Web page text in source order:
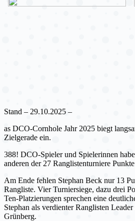
Stand – 29.10.2025 –
as DCO-Cornhole Jahr 2025 biegt
Zielgerade ein.
388! DCO-Spieler und Spielerinnen
anderen der 27 Ranglistenturniere
Am Ende fehlen Stephan Beck nur 13
Rangliste. Vier Turniersiege, dazu drei
Ten-Platzierungen sprechen eine
Stephan als verdienter Ranglisten
Grünberg.